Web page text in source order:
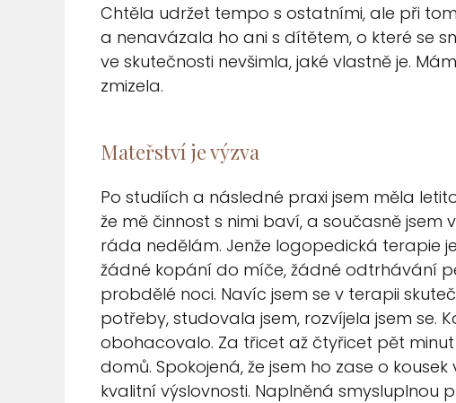
Chtěla udržet tempo s ostatními, ale při
a nenavázala ho ani s dítětem, o které se
ve skutečnosti nevšimla, jaké vlastně je.
zmizela.
Mateřství je výzva
Po studiích a následné praxi jsem měla
že mě činnost s nimi baví, a současně jsem
ráda nedělám. Jenže logopedická terapie
žádné kopání do míče, žádné odtrhávání
probdělé noci. Navíc jsem se v terapii
potřeby, studovala jsem, rozvíjela jsem se.
obohacovalo. Za třicet až čtyřicet pět
domů. Spokojená, že jsem ho zase o
kvalitní výslovnosti. Naplněná smysluplnou